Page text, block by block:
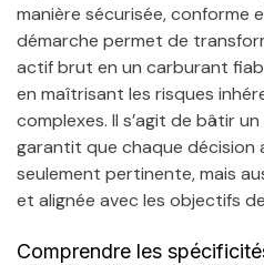
manière sécurisée, conforme
démarche permet de
actif brut en un carburant
en maîtrisant les risques
complexes. Il s’agit de bâtir
garantit que chaque décision
seulement pertinente, mais
et alignée avec les objectifs
Comprendre les